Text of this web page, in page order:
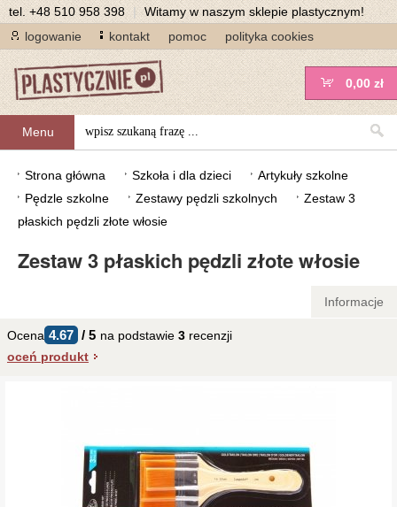
tel.+48 510 958 398 | Witamy w naszym sklepie plastycznym!
logowanie
kontakt pomoc polityka cookies
Menu
0,00 zł
Strona główna Szkoła i dla dzieci
Artykuły szkolne
Pędzle szkolne
Zestawy pędzli szkolnych
Zestaw 3
płaskich pędzli złote włosie
Zestaw 3 płaskich pędzli złote włosie
Informacje
Ocena 4.67 / 5 na podstawie 3 recenzji
oceń produkt